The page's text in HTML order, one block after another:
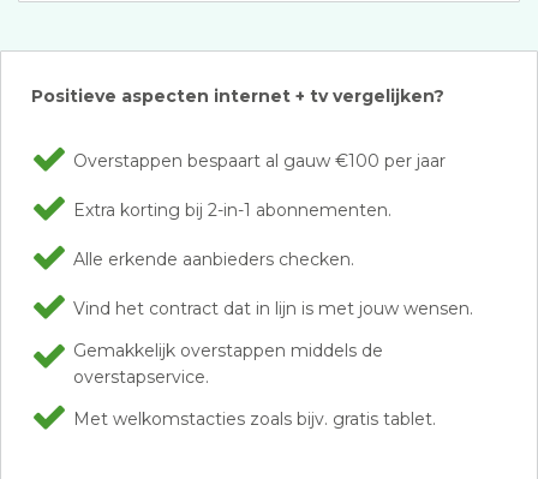
Positieve aspecten internet + tv vergelijken?
Overstappen bespaart al gauw €100 per jaar
Extra korting bij 2-in-1 abonnementen.
Alle erkende aanbieders checken.
Vind het contract dat in lijn is met jouw wensen.
Gemakkelijk overstappen middels de
overstapservice.
Met welkomstacties zoals bijv. gratis tablet.